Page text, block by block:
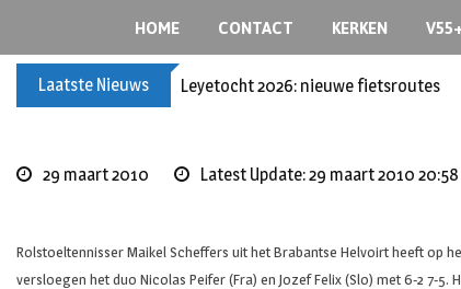
content
HOME CONTACT KERKEN V55+
Laatste Nieuws Leyetocht 2026: nieuwe fietsroutes
29 maart 2010 Latest Update: 29 maart 2010 20:58
Rolstoeltennisser Maikel Scheffers uit het Brabantse Helvoirt heeft op
versloegen het duo Nicolas Peifer (Fra) en Jozef Felix (Slo) met 6-2 7-5.